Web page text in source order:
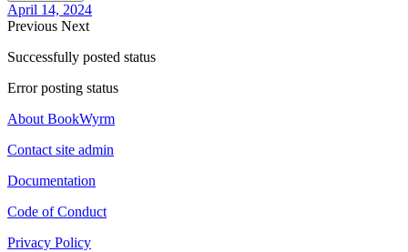
April 14, 2024
Previous Next
Successfully posted status
Error posting status
About BookWyrm
Contact site admin
Documentation
Code of Conduct
Privacy Policy